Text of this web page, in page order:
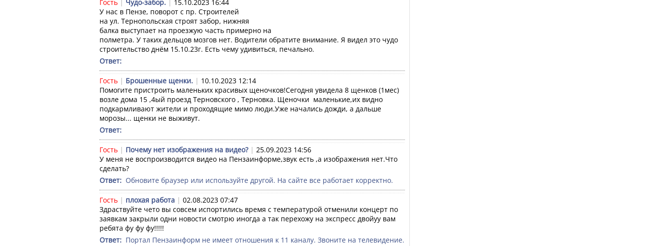
Гость | Чудо-забор. | 15.10.2023 16:44
У нас в Пензе, поворот с пр. Строителей
на ул. Тернопольская строят забор, нижняя
балка выступает на проезжую часть примерно на
полметра. У таких дельцов мозгов нет. Водители обратите внимание. Я видел это чудо
строительство днём 15.10.23г. Есть чему удивиться, печально.
Ответ:
Гость | Брошенные щенки. | 10.10.2023 12:14
Помогите пристроить маленьких красивых щеночков!Сегодня увидела 8 щенков (1мес)
возле дома 15 ,4ый проезд Терновского , Терновка. Щеночки  маленькие,их видно
подкармливают жители и проходящие мимо люди.Уже начались дожди, а дальше
морозы... щенки не выживут.
Ответ:
Гость | Почему нет изображения на видео? | 25.09.2023 14:56
У меня не воспроизводится видео на Пензаинформе,звук есть ,а изображения нет.Что
сделать?
Ответ: Обновите браузер или используйте другой. На сайте все работает корректно.
Гость | плохая работа | 02.08.2023 07:47
Здраствуйте чето вы совсем испортились время с температурой отменили концерт по
заявкам закрыли одни новости смотрю иногда а так перехожу на экспресс двойуу вам
ребята фу фу фу!!!!!
Ответ: Портал Пензаинформ не имеет отношения к 11 каналу. Звоните на телевидение.